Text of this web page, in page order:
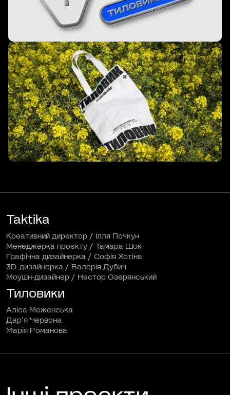
Taktika
Креативний директор / Ілля Почкун
Менеджерка проєкту / Тамара Шок
Графічна дизайнерка / Софія Хотіна
3D-дизайнерка / Валерія Дубич
Моушн-дизайнер / Нестор Озерянський
Тиловики
Аліса Меженська
Дарʼя Червона
Марія Романова